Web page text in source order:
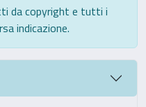
da copyright e tutti i
indicazione.